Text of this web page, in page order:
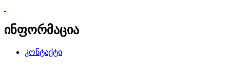
ინფორმაცია
კონტაქტი